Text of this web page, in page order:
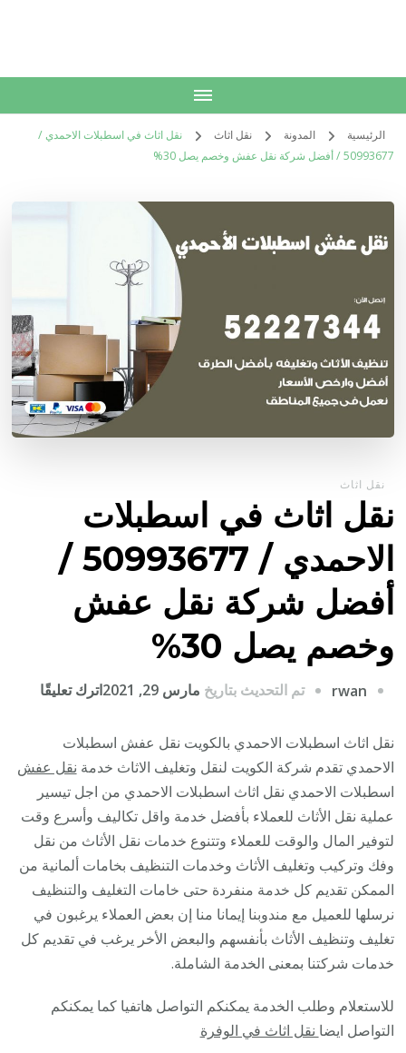
الرئيسية المدونة نقل اثاث
نقل اثاث في اسطبلات الاحمدي /
50993677 / أفضل شركة نقل عفش وخصم يصل 30%
نقل اثاث
نقل اثاث في اسطبلات
الاحمدي / 50993677 /
أفضل شركة نقل عفش
وخصم يصل 30%
rwan تم التحديث بتاريخ مارس 29, 2021 اترك تعليقًا
في
شركة
نقل اثاث اسطبلات الاحمدي بالكويت نقل عفش اسطبلات
الاحمدي تقدم شركة الكويت لنقل وتغليف الاثاث خدمة نقل عفش
اسطبلات الاحمدي نقل اثاث اسطبلات الاحمدي من اجل تيسير
عملية نقل الأثاث للعملاء بأفضل خدمة واقل تكاليف وأسرع وقت
لتوفير المال والوقت للعملاء وتتنوع خدمات نقل الأثاث من نقل
وفك وتركيب وتغليف الأثاث وخدمات التنظيف بخامات ألمانية من
الممكن تقديم كل خدمة منفردة حتى خامات التغليف والتنظيف
نرسلها للعميل مع مندوبنا إيمانا منا إن بعض العملاء يرغبون في
تغليف وتنظيف الأثاث بأنفسهم والبعض الأخر يرغب في تقديم كل
خدمات شركتنا بمعنى الخدمة الشاملة.
للاستعلام وطلب الخدمة يمكنكم التواصل هاتفيا كما يمكنكم
التواصل ايضا نقل اثاث في الوفرة